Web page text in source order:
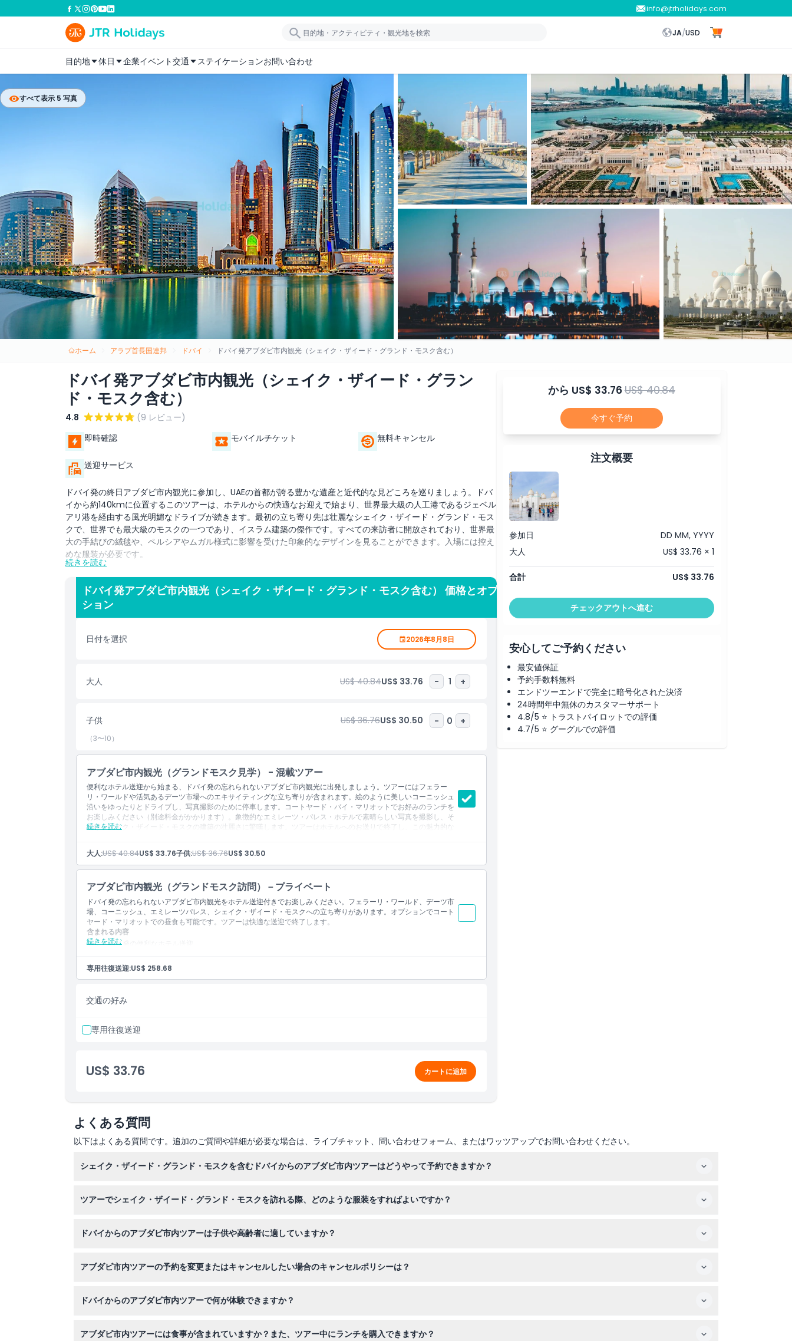
info@jtrholidays.com
JA/USD
目的地 休日 企業イベント交通 ステイケーションお問い合わせ
すべて表示 5 写真
ホーム アラブ首長国連邦 ドバイ ドバイ発アブダビ市内観光（シェイク・ザイード・グランド・モスク含む）
ドバイ発アブダビ市内観光（シェイク・ザイード・グラン
ド・モスク含む）
4.8
(9 レビュー)
即時確認
モバイルチケット 無料キャンセル
送迎サービス
ドバイ発の終日アブダビ市内観光に参加し、UAEの首都が誇る豊かな遺産と近代的な見どころを巡りましょう。ドバ
イから約140kmに位置するこのツアーは、ホテルからの快適なお迎えで始まり、世界最大級の人工港であるジェベル
アリ港を経由する風光明媚なドライブが続きます。最初の立ち寄り先は壮麗なシェイク・ザイード・グランド・モス
クで、世界でも最大級のモスクの一つであり、イスラム建築の傑作です。すべての来訪者に開放されており、世界最
大の手結びの絨毯や、ペルシアやムガル様式に影響を受けた印象的なデザインを見ることができます。入場には控え
めな服装が必要です。
次に、エミレーツパレス、大統領宮殿、ヘリテージ・ビレッジなどの象徴的なアブダビの名所を訪れ、伝統的なエミ
ラティ文化に触れます。美しいアブダビ・コーニッシュを散策し、市内有数のショッピングスポットであるマリーナ
モールで買い物をお楽しみください。ツアーはデーツ市場、サディヤット島、そしてフェラーリ・ワールド・アブダ
除外事項
注意事項
キャンセルポリシー
続きを読む
ドバイ発アブダビ市内観光（シェイク・ザイード・グランド・モスク含む） 価格とオプ
ション
日付を選択 2026年8月8日
大人 US$ 40.84US$ 33.76 - 1 +
子供 US$ 36.76US$ 30.50 - 0 +
（3〜10）
アブダビ市内観光（グランドモスク見学） - 混載ツアー
便利なホテル送迎から始まる、ドバイ発の忘れられないアブダビ市内観光に出発しましょう。ツアーにはフェラー
リ・ワールドや活気あるデーツ市場へのエキサイティングな立ち寄りが含まれます。絵のように美しいコーニッシュ
沿いをゆったりとドライブし、写真撮影のために停車します。コートヤード・バイ・マリオットでお好みのランチを
お楽しみください（別途料金がかかります）。象徴的なエミレーツ・パレス・ホテルで素晴らしい写真を撮影し、そ
の後シェイク・ザイード・モスクの建築の壮麗さに驚嘆します。ツアーはホテルへのお送りで終了し、この魅力的な
続きを読む
含まれる内容
ドバイのホテルからの便利な送迎
スリリングなフェラーリ・ワールドへの立ち寄り
コーニッシュ沿いの風光明媚なドライブ（絵になるフォトストップ付き）
コートヤード・バイ・マリオットでのランチ（別途料金がかかります）
豪華なエミレーツ・パレス・ホテルでの見事な写真撮影
荘厳なシェイク・ザイード・モスクの見学
ホテルまでの快適な送迎
大人:US$ 40.84US$ 33.76子供:US$ 36.76US$ 30.50
アブダビ市内観光（グランドモスク訪問）－プライベート
ドバイ発の忘れられないアブダビ市内観光をホテル送迎付きでお楽しみください。フェラーリ・ワールド、デーツ市
場、コーニッシュ、エミレーツパレス、シェイク・ザイード・モスクへの立ち寄りがあります。オプションでコート
ヤード・マリオットでの昼食も可能です。ツアーは快適な送迎で終了します。
続きを読む
含まれる内容
ドバイ発の便利なホテル送迎
活気あるデーツ市場の訪問
コーニッシュ沿いの風光明媚なドライブと絵になる写真スポットでの停車
豪華なエミレーツ・パレス・ホテルでの印象的な写真撮影
荘厳なシェイク・ザイード・グランド・モスクを見学
専用往復送迎:US$ 258.68
交通の好み
専用往復送迎
US$ 33.76 カートに追加
から US$ 33.76US$ 40.84
今すぐ予約
注文概要
参加日
DD MM, YYYY
大人
US$ 33.76 × 1
合計 US$ 33.76
チェックアウトへ進む
安心してご予約ください
最安値保証
予約手数料無料
エンドツーエンドで完全に暗号化された決済
24時間年中無休のカスタマーサポート
4.8/5 ⭐ トラストパイロットでの評価
4.7/5 ⭐ グーグルでの評価
よくある質問
以下はよくある質問です。追加のご質問や詳細が必要な場合は、ライブチャット、問い合わせフォーム、またはワッツアップでお問い合わせください。
シェイク・ザイード・グランド・モスクを含むドバイからのアブダビ市内ツアーはどうやって予約できますか？
ツアーでシェイク・ザイード・グランド・モスクを訪れる際、どのような服装をすればよいですか？
ドバイからのアブダビ市内ツアーは子供や高齢者に適していますか？
アブダビ市内ツアーの予約を変更またはキャンセルしたい場合のキャンセルポリシーは？
ドバイからのアブダビ市内ツアーで何が体験できますか？
ルドやデート・マーケットなども訪れます。
アブダビ市内ツアーには食事が含まれていますか？また、ツアー中にランチを購入できますか？